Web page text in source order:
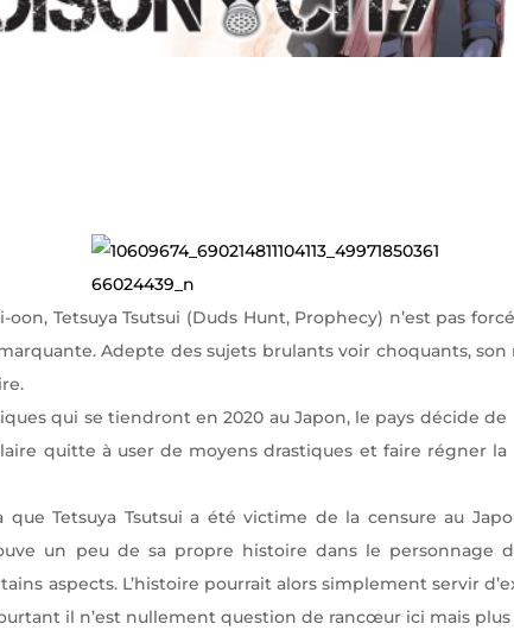
Tetsuya Tsutsui (Duds Hunt, Prophecy) n’est pas
Adepte des sujets brulants voir choquants,
qui se tiendront en 2020 au Japon, le pays décide de
quitte à user de moyens drastiques et faire régner la
que Tetsuya Tsutsui a été victime de la censure au
un peu de sa propre histoire dans le personnage
aspects. L’histoire pourrait alors simplement servir
il n’est nullement question de rancœur ici mais plus